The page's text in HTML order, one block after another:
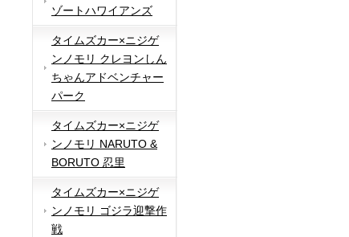
ゾートハワイアンズ
タイムズカー×ニジゲ
ンノモリ クレヨンしん
ちゃんアドベンチャー
パーク
タイムズカー×ニジゲ
ンノモリ NARUTO &
BORUTO 忍里
タイムズカー×ニジゲ
ンノモリ ゴジラ迎撃作
戦